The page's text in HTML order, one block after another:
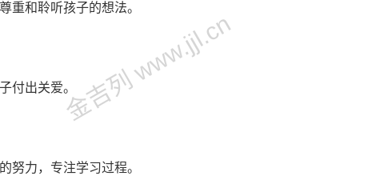
和聆听孩子的想法。
出关爱。
力，专注学习过程。
金吉列 www.jjl.cn